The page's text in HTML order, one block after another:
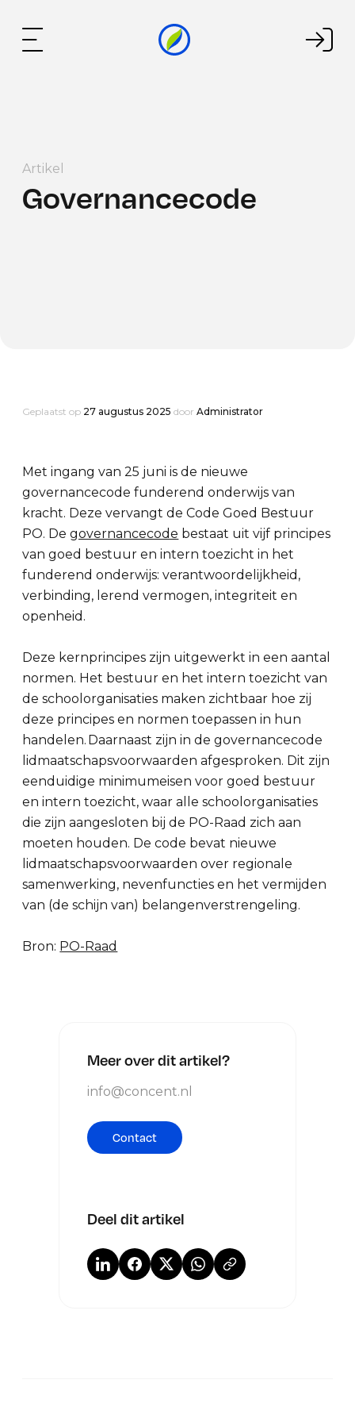
Artikel
Governancecode
Geplaatst op 27 augustus 2025 doorAdministrator
Met ingang van 25 juni is de nieuwe
governancecode funderend onderwijs van
kracht. Deze vervangt de Code Goed Bestuur
PO. Degovernancecode bestaat uit vijf principes
van goed bestuur en intern toezicht in het
funderend onderwijs: verantwoordelijkheid,
verbinding, lerend vermogen, integriteit en
openheid.
Deze kernprincipes zijn uitgewerkt in een aantal
normen. Het bestuur en het intern toezicht van
de schoolorganisaties maken zichtbaar hoe zij
deze principes en normen toepassen in hun
handelen. Daarnaast zijn in de governancecode
lidmaatschapsvoorwaarden afgesproken. Dit zijn
eenduidige minimumeisen voor goed bestuur
en intern toezicht, waar alle schoolorganisaties
die zijn aangesloten bij de PO-Raad zich aan
moeten houden. De code bevat nieuwe
lidmaatschapsvoorwaarden over regionale
samenwerking, nevenfuncties en het vermijden
van (de schijn van) belangenverstrengeling.
Bron: PO-Raad
Meer over dit artikel?
info@concent.nl
Contact
Deel dit artikel